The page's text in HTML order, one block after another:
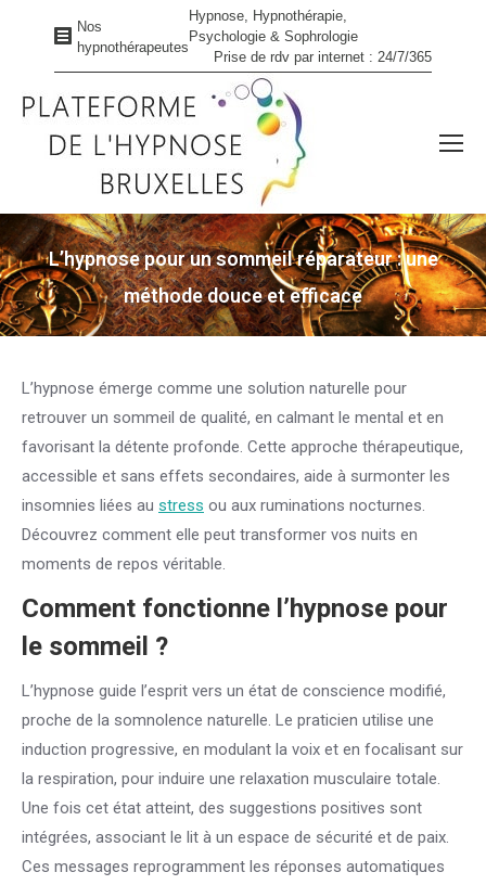
Nos
hypnothérapeutes
Hypnose, Hypnothérapie,
Psychologie & Sophrologie
Prise de rdv par internet : 24/7/365
L’hypnose pour un sommeil réparateur : une
méthode douce et efficace
Vous êtes ici :
L’hypnose émerge comme une solution naturelle pour
retrouver un sommeil de qualité, en calmant le mental et en
favorisant la détente profonde. Cette approche thérapeutique,
accessible et sans effets secondaires, aide à surmonter les
insomnies liées au stress ou aux ruminations nocturnes.
Découvrez comment elle peut transformer vos nuits en
moments de repos véritable.
Comment fonctionne l’hypnose pour
le sommeil ?
L’hypnose guide l’esprit vers un état de conscience modifié,
proche de la somnolence naturelle. Le praticien utilise une
induction progressive, en modulant la voix et en focalisant sur
la respiration, pour induire une relaxation musculaire totale.
Une fois cet état atteint, des suggestions positives sont
intégrées, associant le lit à un espace de sécurité et de paix.
Ces messages reprogramment les réponses automatiques